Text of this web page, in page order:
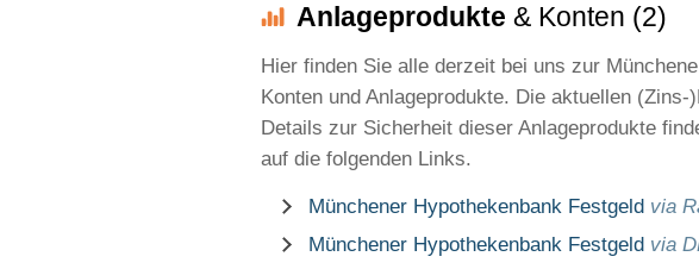
Anlageprodukte & Konten (2)
Hier finden Sie alle derzeit bei uns zur
Konten und Anlageprodukte. Die aktuellen
Details zur Sicherheit dieser Anlageprodukte
auf die folgenden Links.
Münchener Hypothekenbank Festgeld via
Münchener Hypothekenbank Festgeld via